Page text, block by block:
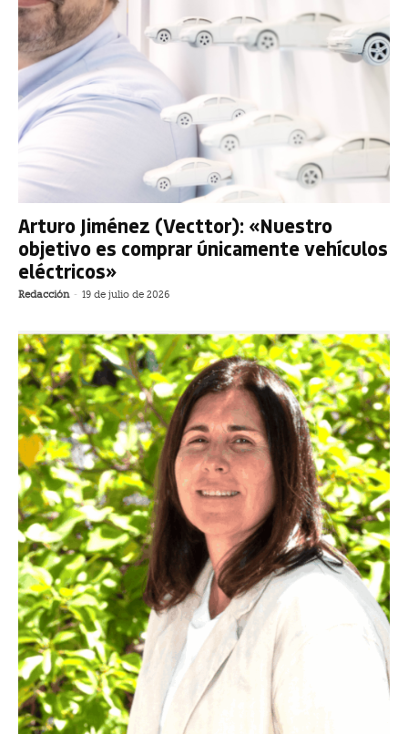
Arturo Jiménez (Vecttor): «Nuestro
objetivo es comprar únicamente vehículos
eléctricos»
Redacción - 19 de julio de 2026